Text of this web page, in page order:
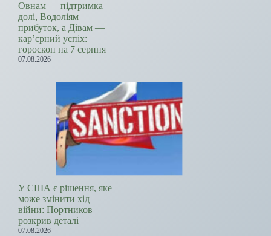
Овнам — підтримка
долі, Водоліям —
прибуток, а Дівам —
кар’єрний успіх:
гороскоп на 7 серпня
07.08.2026
У США є рішення, яке
може змінити хід
війни: Портников
розкрив деталі
07.08.2026